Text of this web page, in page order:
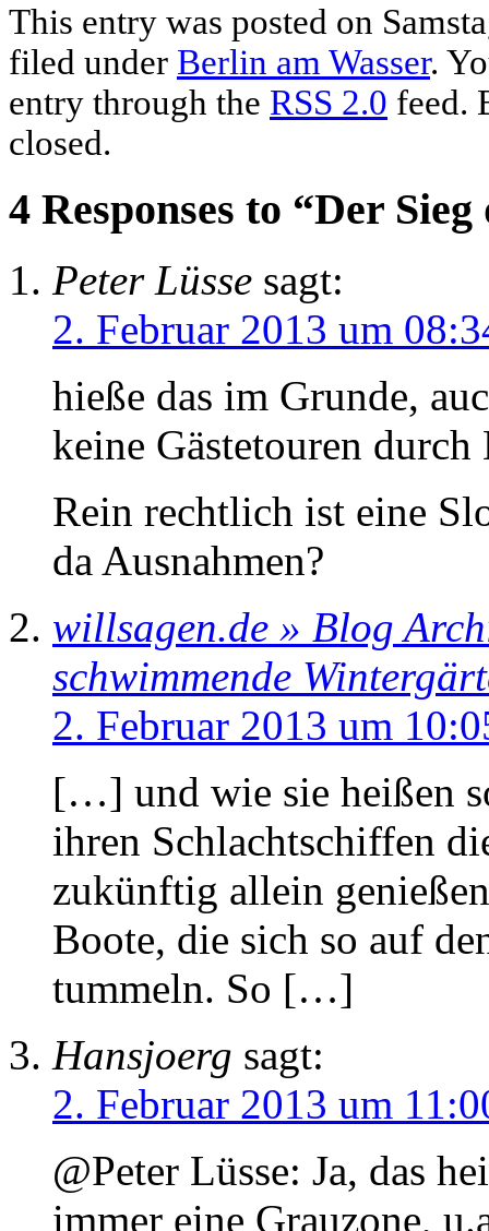
This entry was posted on
filed under Berlin am Wasser.
entry through the RSS 2.0 feed.
closed.
4 Responses to “Der
Peter Lüsse sagt:
2. Februar 2013 um
hieße das im Grunde,
keine Gästetouren
Rein rechtlich ist eine
da Ausnahmen?
willsagen.de » Blog
schwimmende
2. Februar 2013 um
[…] und wie sie heißen
ihren Schlachtschiffen
zukünftig allein
Boote, die sich so auf
tummeln. So […]
Hansjoerg sagt:
2. Februar 2013 um
@Peter Lüsse: Ja, das
immer eine Grauzone,